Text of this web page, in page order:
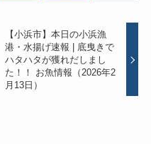
【小浜市】本日の小浜漁
港・水揚げ速報 | 底曳きで
ハタハタが獲れだしまし
た！！ お魚情報（2026年2
月13日）